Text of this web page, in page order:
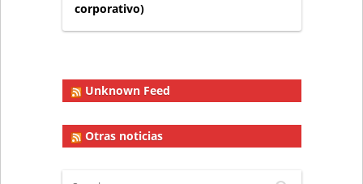
corporativo)
Unknown Feed
Otras noticias